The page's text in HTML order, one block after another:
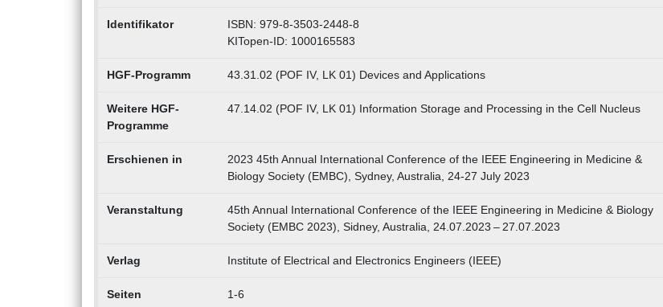
Identifikator
ISBN: 979-8-3503-2448-8
KITopen-ID: 1000165583
HGF-Programm 43.31.02 (POF IV, LK 01) Devices and Applications
Weitere HGF-
Programme
47.14.02 (POF IV, LK 01) Information Storage and Processing in the Cell Nucleus
Erschienen in
2023 45th Annual International Conference of the IEEE Engineering in Medicine &
Biology Society (EMBC), Sydney, Australia, 24-27 July 2023
Veranstaltung
45th Annual International Conference of the IEEE Engineering in Medicine & Biology
Society (EMBC 2023), Sidney, Australia, 24.07.2023 – 27.07.2023
Verlag Institute of Electrical and Electronics Engineers (IEEE)
Seiten 1-6